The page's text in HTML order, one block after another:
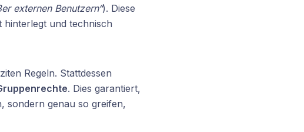
externen Benutzern“). Diese
hinterlegt und technisch
Regeln. Stattdessen
. Dies garantiert,
sondern genau so greifen,